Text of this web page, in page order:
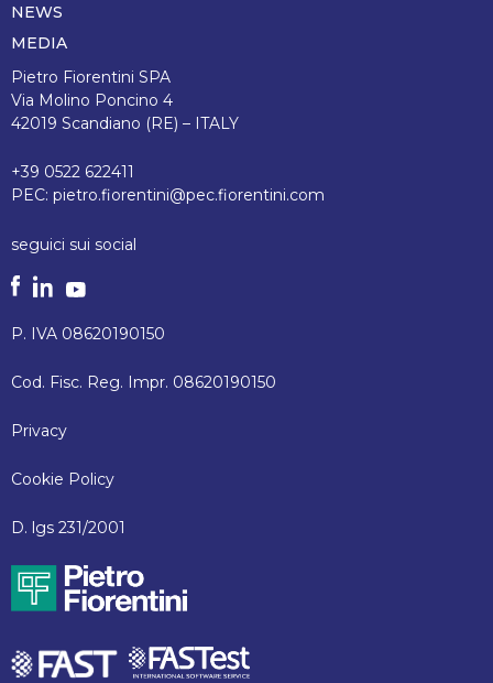
NEWS
MEDIA
Pietro Fiorentini SPA
Via Molino Poncino 4
42019 Scandiano (RE) – ITALY
+39 0522 622411
PEC: pietro.fiorentini@pec.fiorentini.com
seguici sui social
P. IVA 08620190150
Cod. Fisc. Reg. Impr. 08620190150
Privacy
Cookie Policy
D. lgs 231/2001